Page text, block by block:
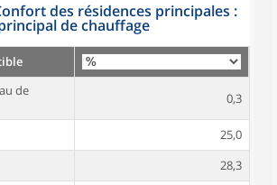
des résidences principales :
de chauffage
de
0,3
25,0
28,3